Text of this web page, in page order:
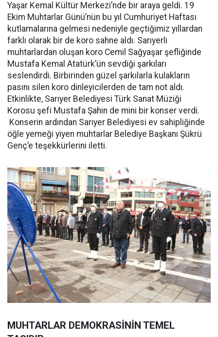
Yaşar Kemal Kültür Merkezi’nde bir araya geldi. 19
Ekim Muhtarlar Günü’nün bu yıl Cumhuriyet Haftası
kutlamalarına gelmesi nedeniyle geçtiğimiz yıllardan
farklı olarak bir de koro sahne aldı. Sarıyerli
muhtarlardan oluşan koro Cemil Sağyaşar şefliğinde
Mustafa Kemal Atatürk’ün sevdiği şarkıları
seslendirdi. Birbirinden güzel şarkılarla kulakların
pasını silen koro dinleyicilerden de tam not aldı.
Etkinlikte, Sarıyer Belediyesi Türk Sanat Müziği
Korosu şefi Mustafa Şahin de mini bir konser verdi.
Konserin ardından Sarıyer Belediyesi ev sahipliğinde
öğle yemeği yiyen muhtarlar Belediye Başkanı Şükrü
Genç’e teşekkürlerini iletti.
MUHTARLAR DEMOKRASİNİN TEMEL